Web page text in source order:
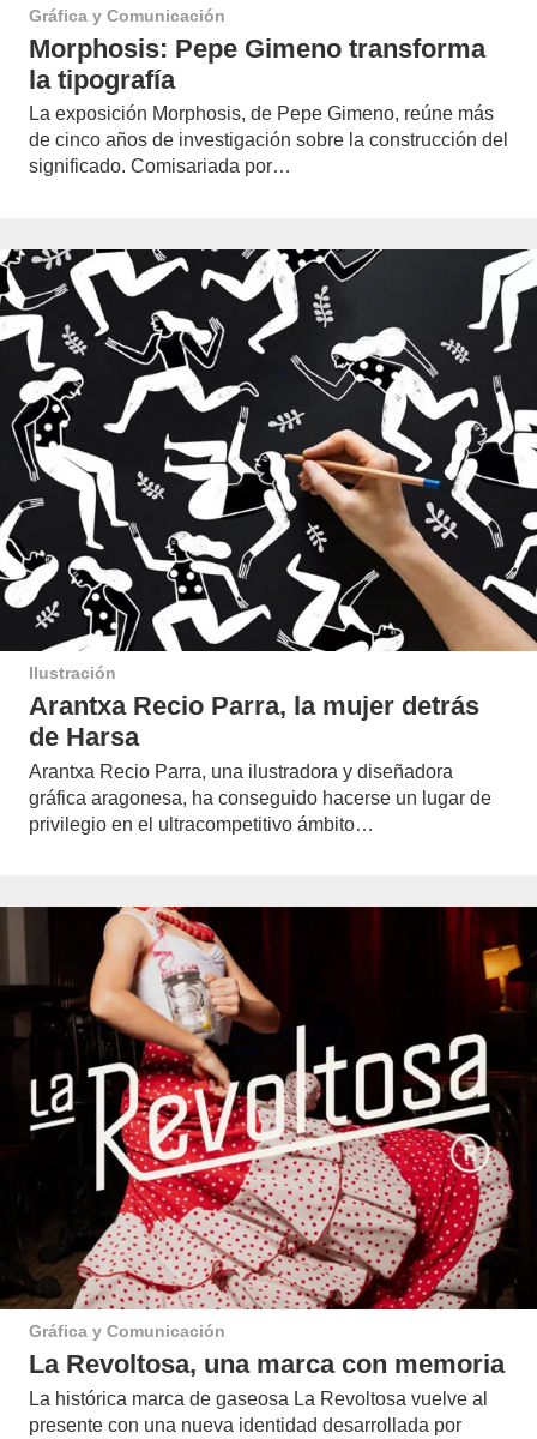
Gráfica y Comunicación
Morphosis: Pepe Gimeno transforma
la tipografía
La exposición Morphosis, de Pepe Gimeno, reúne más
de cinco años de investigación sobre la construcción del
significado. Comisariada por…
Ilustración
Arantxa Recio Parra, la mujer detrás
de Harsa
Arantxa Recio Parra, una ilustradora y diseñadora
gráfica aragonesa, ha conseguido hacerse un lugar de
privilegio en el ultracompetitivo ámbito…
Gráfica y Comunicación
La Revoltosa, una marca con memoria
La histórica marca de gaseosa La Revoltosa vuelve al
presente con una nueva identidad desarrollada por